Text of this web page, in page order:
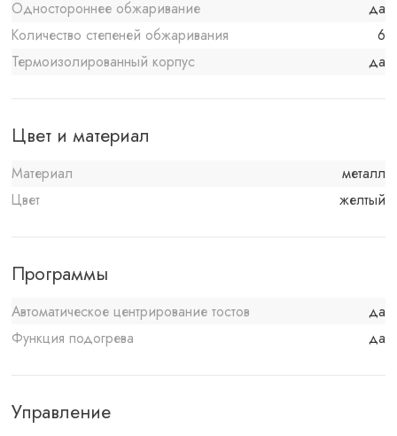
Одностороннее обжаривание
да
Количество степеней обжаривания
6
Термоизолированный корпус
да
Цвет и материал
Материал
металл
Цвет
желтый
Программы
Автоматическое центрирование тостов
да
Функция подогрева
да
Управление